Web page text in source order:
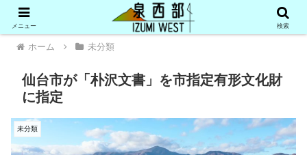
ホーム 未分類
仙台市が「朴沢文書」を市指定有形文化財
に指定
未分類
メニュー 検索